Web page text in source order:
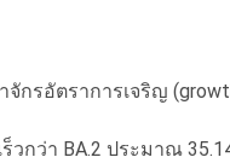
กรอัตราการเจริญ
ร็วกว่า BA.2 ประมาณ